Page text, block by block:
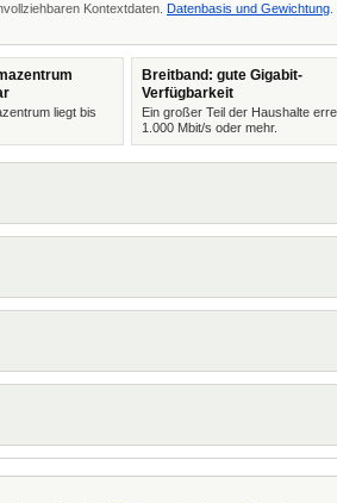
Kontextdaten. Datenbasis und Gewichtung
liegt bis
Breitband: gute Gigabit-
Verfügbarkeit
Ein großer Teil der Haushalte
1.000 Mbit/s oder mehr.